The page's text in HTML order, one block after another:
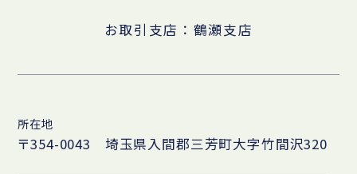
お取引支店：鶴瀬支店
所在地
〒354-0043 埼玉県入間郡三芳町大字竹間沢320